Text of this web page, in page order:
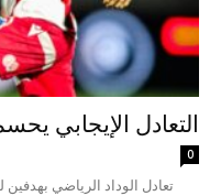
التعادل الإيجابي
0